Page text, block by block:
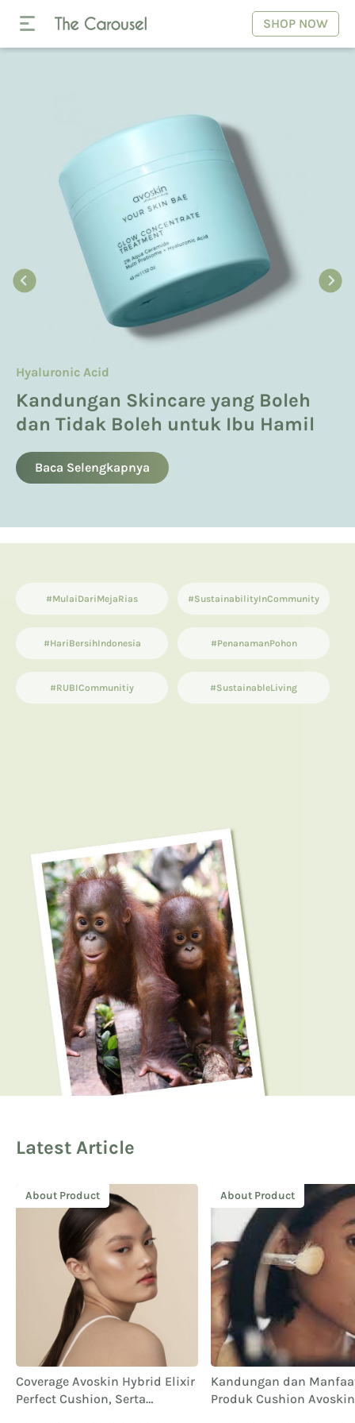
SHOP NOW
About Product
Laser Effect Serum, Miraculous
Advanced LSRiddle+ Shot Ampoule
Baca Selengkapnya
Hyaluronic Acid
Kandungan Skincare yang Boleh
dan Tidak Boleh untuk Ibu Hamil
Baca Selengkapnya
Manfaatkan Spikula, Inilah Avoskin
Miraculous LSRiddle+ Shot
Ampoule
Baca Selengkapnya
Product Knowledge
13 List Produk Avoskin Terbaik dan
Terlaris
#MulaiDariMejaRias #SustainabilityInCommunity
#HariBersihIndonesia #PenanamanPohon
#RUBICommunitiy #SustainableLiving
Latest Article
About Product
Kandungan dan Manfaat
Produk Cushion Avoskin
About Product
Inovasi Avoskin Hybrid
Skin Radiant Perfect